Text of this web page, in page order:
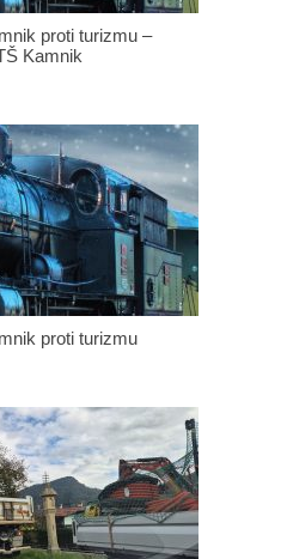
proti turizmu –
Kamnik
proti turizmu